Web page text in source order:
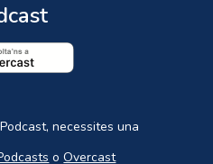
necessites una
oOvercast